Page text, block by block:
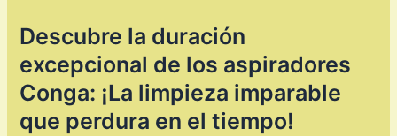
Descubre la duración
excepcional de los aspiradores
Conga: ¡La limpieza imparable
que perdura en el tiempo!